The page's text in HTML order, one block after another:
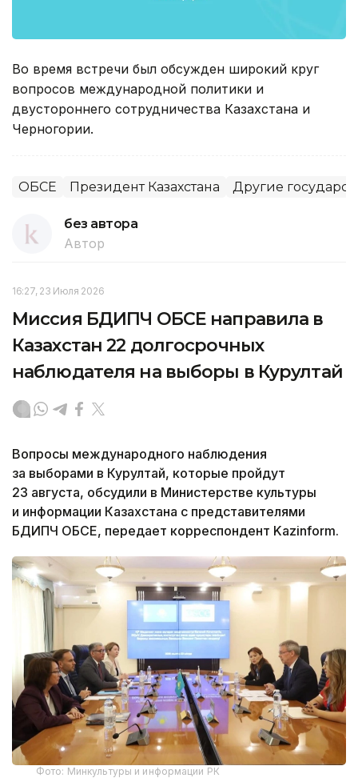
Во время встречи был обсужден широкий круг
вопросов международной политики и
двустороннего сотрудничества Казахстана и
Черногории.
ОБСЕ Президент Казахстана Другие
без автора
Автор
16:27, 23 Июля 2026
Миссия БДИПЧ ОБСЕ направила в
Казахстан 22 долгосрочных
наблюдателя на выборы в Курултай
Вопросы международного наблюдения
за выборами в Курултай, которые пройдут
23 августа, обсудили в Министерстве культуры
и информации Казахстана с представителями
БДИПЧ ОБСЕ, передает корреспондент Kazinform.
Фото: Минкультуры и информации РК